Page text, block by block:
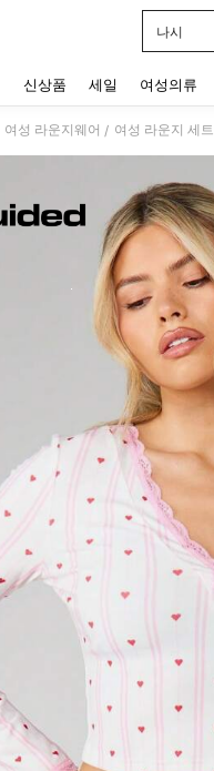
나시
신상품 세일 여성의류
여성 라운지웨어 / 여성 라운지 세트